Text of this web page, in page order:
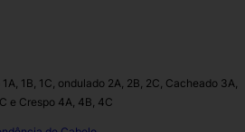
1B, 1C, ondulado 2A, 2B, 2C, Cacheado 3A,
e Crespo 4A, 4B, 4C